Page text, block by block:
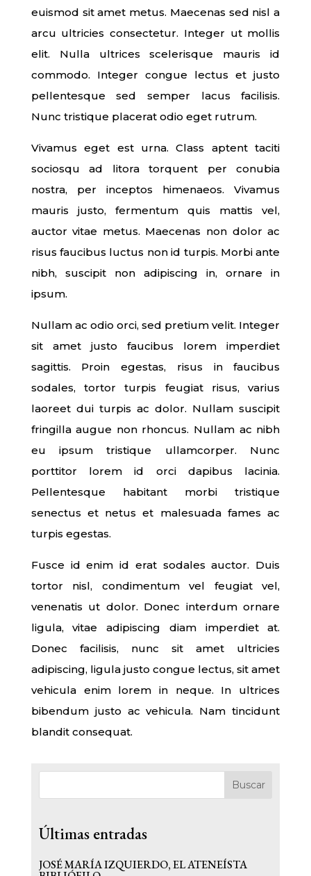
euismod sit amet metus. Maecenas sed nisl a
arcu ultricies consectetur. Integer ut mollis
elit. Nulla ultrices scelerisque mauris id
commodo. Integer congue lectus et justo
pellentesque sed semper lacus facilisis.
Nunc tristique placerat odio eget rutrum.
Vivamus eget est urna. Class aptent taciti
sociosqu ad litora torquent per conubia
nostra, per inceptos himenaeos. Vivamus
mauris justo, fermentum quis mattis vel,
auctor vitae metus. Maecenas non dolor ac
risus faucibus luctus non id turpis. Morbi ante
nibh, suscipit non adipiscing in, ornare in
ipsum.
Nullam ac odio orci, sed pretium velit. Integer
sit amet justo faucibus lorem imperdiet
sagittis. Proin egestas, risus in faucibus
sodales, tortor turpis feugiat risus, varius
laoreet dui turpis ac dolor. Nullam suscipit
fringilla augue non rhoncus. Nullam ac nibh
eu ipsum tristique ullamcorper. Nunc
porttitor lorem id orci dapibus lacinia.
Pellentesque habitant morbi tristique
senectus et netus et malesuada fames ac
turpis egestas.
Fusce id enim id erat sodales auctor. Duis
tortor nisl, condimentum vel feugiat vel,
venenatis ut dolor. Donec interdum ornare
ligula, vitae adipiscing diam imperdiet at.
Donec facilisis, nunc sit amet ultricies
adipiscing, ligula justo congue lectus, sit amet
vehicula enim lorem in neque. In ultrices
bibendum justo ac vehicula. Nam tincidunt
blandit consequat.
Buscar
Últimas entradas
JOSÉ MARÍA IZQUIERDO, EL ATENEÍSTA